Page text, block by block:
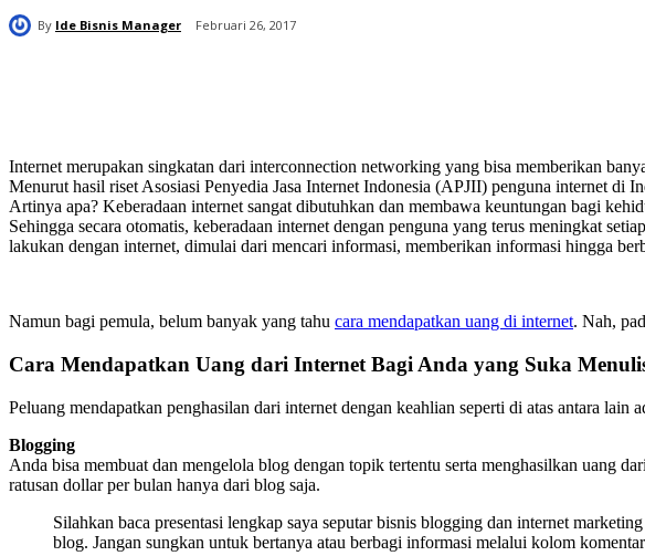
By Ide Bisnis Manager Februari 26, 2017
Internet merupakan singkatan dari interconnection networking yang bisa memberikan
Menurut hasil riset Asosiasi Penyedia Jasa Internet Indonesia (APJII) penguna internet di
Artinya apa? Keberadaan internet sangat dibutuhkan dan membawa keuntungan bagi
Sehingga secara otomatis, keberadaan internet dengan penguna yang terus meningkat
lakukan dengan internet, dimulai dari mencari informasi, memberikan informasi hingga
Namun bagi pemula, belum banyak yang tahu cara mendapatkan uang di internet. Nah,
Cara Mendapatkan Uang dari Internet Bagi Anda yang Suka
Peluang mendapatkan penghasilan dari internet dengan keahlian seperti di atas antara lain
Blogging
Anda bisa membuat dan mengelola blog dengan topik tertentu serta menghasilkan uang
ratusan dollar per bulan hanya dari blog saja.
Silahkan baca presentasi lengkap saya seputar bisnis blogging dan internet
blog. Jangan sungkan untuk bertanya atau berbagi informasi melalui kolom